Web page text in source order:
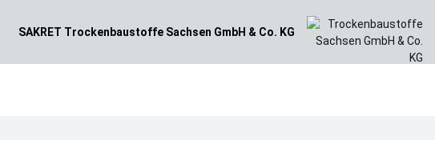
SAKRET Trockenbaustoffe Sachsen GmbH & Co. KG